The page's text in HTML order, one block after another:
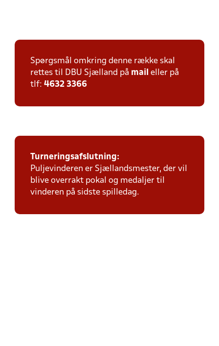
Spørgsmål omkring denne række skal
rettes til DBU Sjælland på mail eller på
tlf: 4632 3366
Turneringsafslutning:
Puljevinderen er Sjællandsmester, der vil
blive overrakt pokal og medaljer til
vinderen på sidste spilledag.